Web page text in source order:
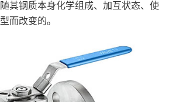
其钢质本身化学组成、加互状态、使
而改变的。